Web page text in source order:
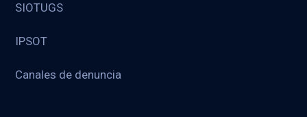
SIOTUGS
IPSOT
Canales de denuncia